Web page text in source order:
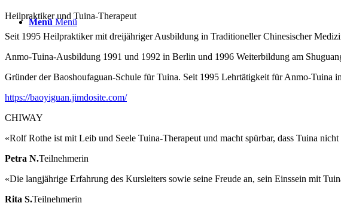
Menü Menü
Heilpraktiker und Tuina-Therapeut
Seit 1995 Heilpraktiker mit dreijähriger Ausbildung in Traditioneller Chinesischer
Anmo-Tuina-Ausbildung 1991 und 1992 in Berlin und 1996 Weiterbildung am
Gründer der Baoshoufaguan-Schule für Tuina. Seit 1995 Lehrtätigkeit für Anmo-Tuina
https://baoyiguan.jimdosite.com/
CHIWAY
«Rolf Rothe ist mit Leib und Seele Tuina-Therapeut und macht spürbar, dass Tuina
Petra N.Teilnehmerin
«Die langjährige Erfahrung des Kursleiters sowie seine Freude an, sein Einssein mit
Rita S.Teilnehmerin